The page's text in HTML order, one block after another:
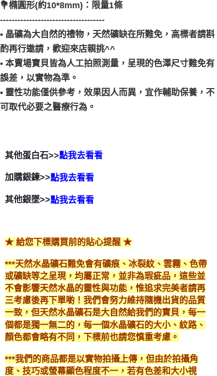
💐橢圓形(約10*8mm)：限量1條
------------------------------------
• 晶礦為大自然的禮物，天然礦缺在所難免，高標者請斟
酌再行邀請，歡迎來店親挑^^
• 本賣場寶貝皆為人工拍照測量，呈現的色澤尺寸難免有
誤差，以實物為準。
• 靈性功能僅供參考，效果因人而異，宜作輔助保養，不
可取代必要之醫療行為。
其他蛋白石>>點我去看看
加購銀鍊>>點我去看看
其他銀墜>>點我去看看
★ 給您下標購買前的貼心提醒 ★
***天然水晶礦石難免會有礦痕、冰裂紋、雲霧、色帶
或礦缺等之呈現，均屬正常，並非為瑕疵品，這些並
不會影響天然水晶的靈性與功能，惟追求完美者請再
三考慮後再下單喲！我們會努力維持隨機出貨的品質
一致，但天然水晶礦石是大自然給我們的寶貝，每一
個都是獨一無二的，每一個水晶礦石的大小、紋路、
顏色都會略有不同，下標前也請您慎重考慮。
***我們的商品都是以實物拍攝上傳，但由於拍攝角
度、技巧或螢幕顯色程度不一，若有色差和大小視